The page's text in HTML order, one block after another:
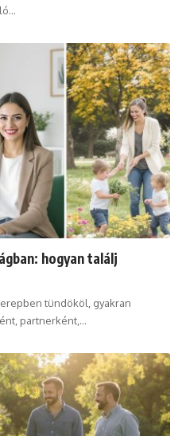
…
hogyan találj
tündököl, gyakran
partnerként, …